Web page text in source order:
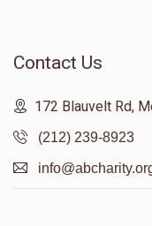
Contact Us
172 Blauvelt Rd,
(212) 239-8923